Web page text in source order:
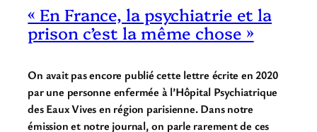
« En France, la psychiatrie et la
prison c’est la même chose »
On avait pas encore publié cette lettre écrite en 2020
par une personne enfermée à l’Hôpital Psychiatrique
des Eaux Vives en région parisienne. Dans notre
émission et notre journal, on parle rarement de ces